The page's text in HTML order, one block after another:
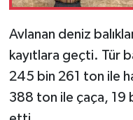
Avlanan deniz
kayıtlara geçti. Tür
245 bin 261 ton ile
388 ton ile çaça, 19